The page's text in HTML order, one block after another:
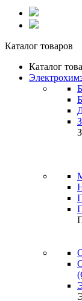
Каталог товаров
Каталог